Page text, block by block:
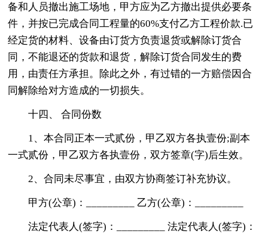
备和人员撤出施工场地，甲方应为乙方撤出提供必要条
件，并按已完成合同工程量的60%支付乙方工程价款.已
经定货的材料、设备由订货方负责退货或解除订货合
同，不能退还的货款和退货，解除订货合同发生的费
用，由责任方承担。除此之外，有过错的一方赔偿因合
同解除给对方造成的一切损失。
十四、 合同份数
1、本合同正本一式贰份，甲乙双方各执壹份;副本
一式贰份，甲乙双方各执壹份，双方签章(字)后生效。
2、合同未尽事宜，由双方协商签订补充协议。
甲方(公章)：_________ 乙方(公章)：_________
法定代表人(签字)：_________ 法定代表人(签字)：